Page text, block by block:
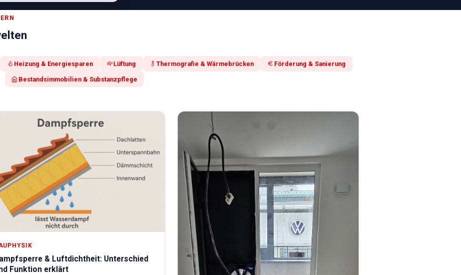
Heizung & Energiesparen Lüftung Thermografie & Wärmebrücken Förderung & Sanierung
Bestandsimmobilien & Substanzpflege
& Luftdichtheit: Unterschied
Funktion erklärt